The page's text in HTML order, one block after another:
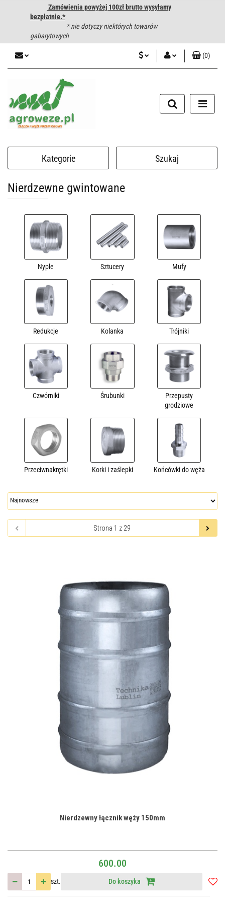
Zamówienia powyżej 100zł brutto wysyłamy
bezpłatnie.*
* nie dotyczy niektórych towarów
gabarytowych
Zarejestruj się
Dodaj zgłoszenie
(0)
Kategorie Szukaj
Nierdzewne gwintowane
Nyple Sztucery Mufy
Redukcje Kolanka Trójniki
Czwórniki Śrubunki
Przepusty
grodziowe
Przeciwnakrętki Korki i zaślepki Końcówki do węża
Nierdzewny łącznik węży 150mm
600.00
szt. Do koszyka